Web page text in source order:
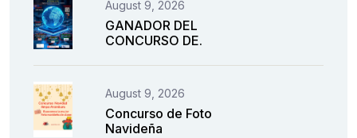
August 9, 2026
GANADOR DEL
CONCURSO DE.
August 9, 2026
Concurso de Foto
Navideña